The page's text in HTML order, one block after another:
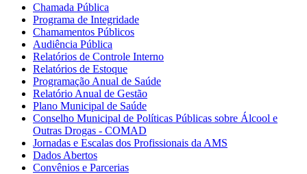
Chamada Pública
Programa de Integridade
Chamamentos Públicos
Audiência Pública
Relatórios de Controle Interno
Relatórios de Estoque
Programação Anual de Saúde
Relatório Anual de Gestão
Plano Municipal de Saúde
Conselho Municipal de Políticas Públicas sobre Álcool e
Outras Drogas - COMAD
Jornadas e Escalas dos Profissionais da AMS
Dados Abertos
Convênios e Parcerias